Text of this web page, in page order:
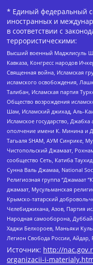
* Единый федеральный
иностранных и
в соответствии с
террористическими:
Высший военный Маджлисуль
Кавказа, Конгресс народов
Священная война, Исламская
исламского освобождения,
Талибан, Исламская партия
Общество возрождения
Шам, Исламский джихад, Аль-
Исламское государство,
ополчение имени К. Минина и
Тагьаля SHAM, АУМ Синрике,
Чистопольский Джамаат,
сообщество Сеть, Катиба
Сунна Валь Джамаа, National
Религиозная группа “Джамаат
джамаат, Мусульманская
Крымско-татарский
Челебиджихана, Азов, Партия
Народная самооборона,
Хаджи Белхороев, Маньяки
Легион Свобода России, Айдар,
Источник: http://
organizacii-i-